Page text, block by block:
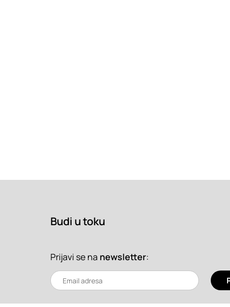
Budi u toku
Prijavi se na newsletter: